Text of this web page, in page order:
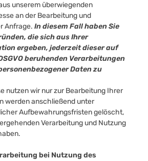
unserem überwiegenden
an der Bearbeitung und
Anfrage. In diesem Fall haben Sie
die sich aus Ihrer
ergeben, jederzeit dieser auf
beruhenden Verarbeitungen
Daten zu
nutzen wir nur zur Bearbeitung Ihrer
werden anschließend unter
Aufbewahrungsfristen gelöscht,
Verarbeitung und Nutzung
bei Nutzung des